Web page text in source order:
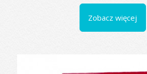
Zobacz więcej